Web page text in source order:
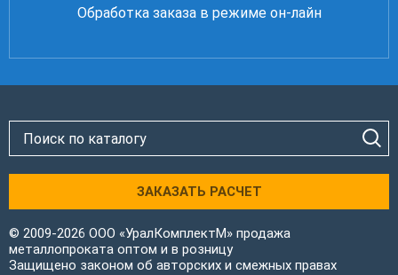
Обработка заказа в режиме он-лайн
ЗАКАЗАТЬ РАСЧЕТ
© 2009-2026 ООО «УралКомплектМ» продажа
металлопроката оптом и в розницу
Защищено законом об авторских и смежных правах